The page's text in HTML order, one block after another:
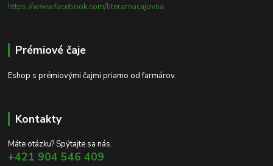
https://www.facebook.com/literarnacajovna
Prémiové čaje
Eshop s prémiovými čajmi priamo od farmárov.
Kontakty
Máte otázku? Spýtajte sa nás.
+421 904 546 409